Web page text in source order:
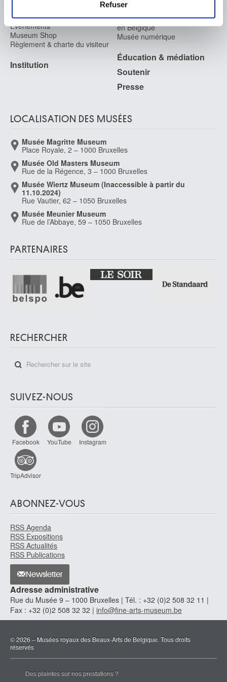
partageons également des informations sur l'utilisation de
notre site avec nos partenaires de médias sociaux, de
publicité et d'analyse, qui peuvent combiner celles-ci
avec d'autres informations que vous leur avez fournies
ou qu'ils ont collectées lors de votre utilisation de leurs
Refuser
Jonson van Ceulen Cornelis I
Londres (Angleterre, Royaume-Uni) 1593 - Utrecht (Pays-Bas) 1661
Joostens Paul
Anvers 1889 - 1960
Anvers 1889 - Anvers 1960
Anderlues 1885 - 1966
Deurne / Anvers 1851 - Anvers 1914
Jorn Asger
Vejrum, Jutland (Danemark) 1914 - Aarhus (Danemark) 1973
Judd Donald
Excelsior Springs, Missouri (Etats-Unis) 1928 - Ayala de Chinati, Texas
Événements
Museum Shop
Règlement & charte du visiteur
Institution
Archives
Archives de l'Art contemporain
en Belgique
Musée numérique
Éducation & médiation
Soutenir
Presse
LOCALISATION DES MUSÉES
Musée Magritte Museum
Place Royale, 2 – 1000 Bruxelles
Musée Old Masters Museum
Rue de la Régence, 3 – 1000 Bruxelles
Musée Wiertz Museum (Inaccessible à partir du
11.10.2024)
Rue Vautier, 62 – 1050 Bruxelles
Musée Meunier Museum
Rue de l’Abbaye, 59 – 1050 Bruxelles
PARTENAIRES
RECHERCHER
SUIVEZ-NOUS
Facebook YouTube Instagram
TripAdvisor
ABONNEZ-VOUS
RSS Agenda
RSS Expositions
RSS Actualités
RSS Publications
Newsletter
Adresse administrative
Rue du Musée 9 – 1000 Bruxelles | Tél. : +32 (0)2 508 32 11 |
Fax : +32 (0)2 508 32 32 | info@fine-arts-museum.be
© 2026 – Musées royaux des Beaux-Arts de Belgique. Tous droits
réservés
Des plaintes sur nos prestations ?